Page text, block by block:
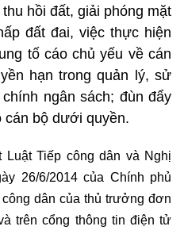
hồi đất, giải phóng mặt
đất đai, việc thực hiện
tố cáo chủ yếu về cán
hạn trong quản lý, sử
ngân sách; đùn đẩy
cán bộ dưới quyền.
Tiếp công dân và Nghị
26/6/2014 của Chính phủ
dân của thủ trưởng đơn
trên cổng thông tin điện tử